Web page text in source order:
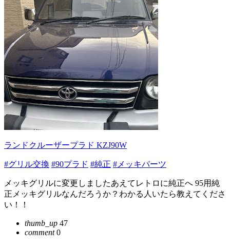
ランドクルーザープラド KZJ90W
#グリル交換 #90プラド #純正 #メッキパーツ
メッキグリルに変更しましたあえてレトロに純正へ 95用純
正メッキグリルなんだろうか？わかる人いたら教えてくださ
い！！
thumb_up 47
comment0